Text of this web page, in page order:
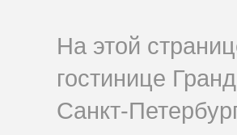
На этой
гостинице
Санкт-